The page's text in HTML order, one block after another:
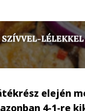
elején
4-1-re